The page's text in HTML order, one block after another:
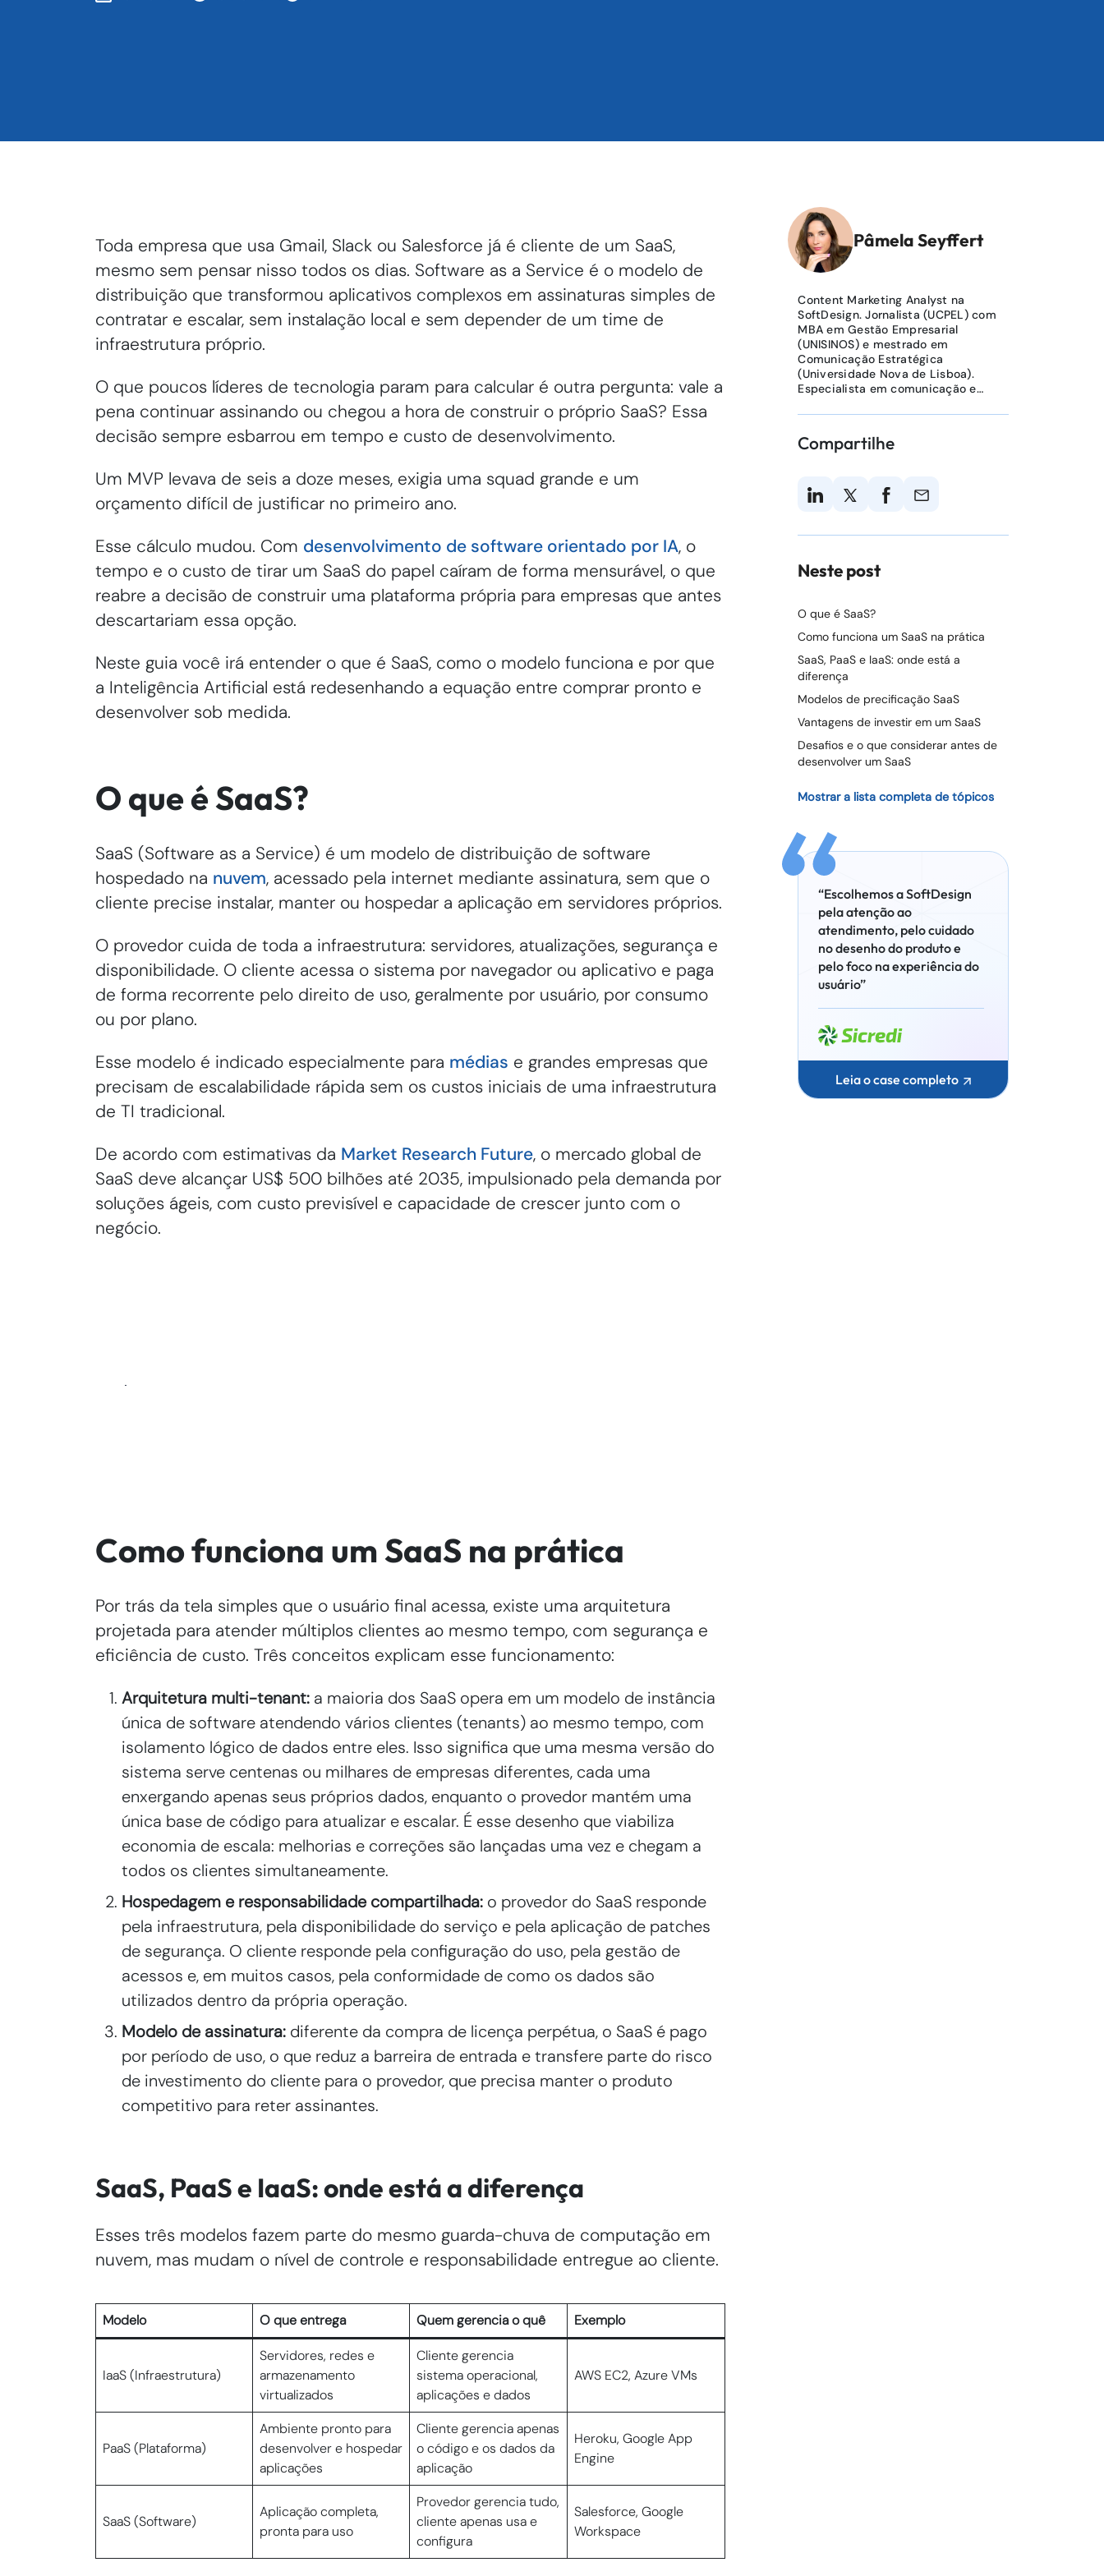
Toda empresa que usa Gmail, Slack ou Salesforce já é cliente de um SaaS,
mesmo sem pensar nisso todos os dias. Software as a Service é o modelo de
distribuição que transformou aplicativos complexos em assinaturas simples de
contratar e escalar, sem instalação local e sem depender de um time de
infraestrutura próprio.
O que poucos líderes de tecnologia param para calcular é outra pergunta: vale a
pena continuar assinando ou chegou a hora de construir o próprio SaaS? Essa
decisão sempre esbarrou em tempo e custo de desenvolvimento.
Um MVP levava de seis a doze meses, exigia uma squad grande e um
orçamento difícil de justificar no primeiro ano.
Esse cálculo mudou. Com desenvolvimento de software orientado por IA, o
tempo e o custo de tirar um SaaS do papel caíram de forma mensurável, o que
reabre a decisão de construir uma plataforma própria para empresas que antes
descartariam essa opção.
Neste guia você irá entender o que é SaaS, como o modelo funciona e por que
a Inteligência Artificial está redesenhando a equação entre comprar pronto e
desenvolver sob medida.
O que é SaaS?
SaaS (Software as a Service) é um modelo de distribuição de software
hospedado na nuvem, acessado pela internet mediante assinatura, sem que o
cliente precise instalar, manter ou hospedar a aplicação em servidores próprios.
O provedor cuida de toda a infraestrutura: servidores, atualizações, segurança e
disponibilidade. O cliente acessa o sistema por navegador ou aplicativo e paga
de forma recorrente pelo direito de uso, geralmente por usuário, por consumo
ou por plano.
Esse modelo é indicado especialmente para médias e grandes empresas que
precisam de escalabilidade rápida sem os custos iniciais de uma infraestrutura
de TI tradicional.
De acordo com estimativas da Market Research Future, o mercado global de
SaaS deve alcançar US$ 500 bilhões até 2035, impulsionado pela demanda por
soluções ágeis, com custo previsível e capacidade de crescer junto com o
negócio.
Como funciona um SaaS na prática
Por trás da tela simples que o usuário final acessa, existe uma arquitetura
projetada para atender múltiplos clientes ao mesmo tempo, com segurança e
eficiência de custo. Três conceitos explicam esse funcionamento:
Arquitetura multi-tenant: a maioria dos SaaS opera em um modelo de instância
única de software atendendo vários clientes (tenants) ao mesmo tempo, com
isolamento lógico de dados entre eles. Isso significa que uma mesma versão do
sistema serve centenas ou milhares de empresas diferentes, cada uma
enxergando apenas seus próprios dados, enquanto o provedor mantém uma
única base de código para atualizar e escalar. É esse desenho que viabiliza
economia de escala: melhorias e correções são lançadas uma vez e chegam a
todos os clientes simultaneamente.
Hospedagem e responsabilidade compartilhada: o provedor do SaaS responde
pela infraestrutura, pela disponibilidade do serviço e pela aplicação de patches
de segurança. O cliente responde pela configuração do uso, pela gestão de
acessos e, em muitos casos, pela conformidade de como os dados são
utilizados dentro da própria operação.
Modelo de assinatura: diferente da compra de licença perpétua, o SaaS é pago
por período de uso, o que reduz a barreira de entrada e transfere parte do risco
de investimento do cliente para o provedor, que precisa manter o produto
competitivo para reter assinantes.
SaaS, PaaS e IaaS: onde está a diferença
Esses três modelos fazem parte do mesmo guarda-chuva de computação em
nuvem, mas mudam o nível de controle e responsabilidade entregue ao cliente.
Modelo O que entrega Quem gerencia o quê Exemplo
IaaS (Infraestrutura)
Servidores, redes e
armazenamento
virtualizados
Cliente gerencia
sistema operacional,
aplicações e dados
AWS EC2, Azure VMs
PaaS (Plataforma)
Ambiente pronto para
desenvolver e hospedar
aplicações
Cliente gerencia apenas
o código e os dados da
aplicação
Heroku, Google App
Engine
SaaS (Software)
Aplicação completa,
pronta para uso
Provedor gerencia tudo,
cliente apenas usa e
configura
Salesforce, Google
Workspace
Pâmela Seyffert
Content Marketing Analyst na
SoftDesign. Jornalista (UCPEL) com
MBA em Gestão Empresarial
(UNISINOS) e mestrado em
Comunicação Estratégica
(Universidade Nova de Lisboa).
Especialista em comunicação e
Compartilhe
Neste post
O que é SaaS?
Como funciona um SaaS na prática
SaaS, PaaS e IaaS: onde está a
diferença
Modelos de precificação SaaS
Vantagens de investir em um SaaS
Desafios e o que considerar antes de
desenvolver um SaaS
Mostrar a lista completa de tópicos
“Escolhemos a SoftDesign
pela atenção ao
atendimento, pelo cuidado
no desenho do produto e
pelo foco na experiência do
usuário”
Leia o case completo